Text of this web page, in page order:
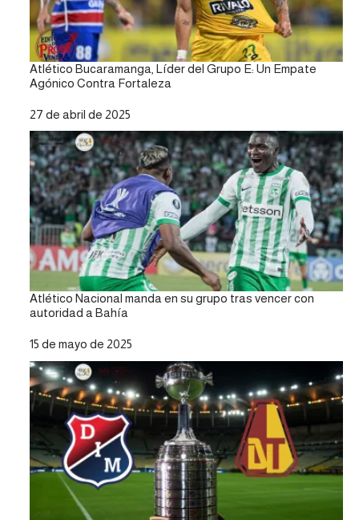
Atlético Bucaramanga, Líder del Grupo E: Un Empate
Agónico Contra Fortaleza
Fecha
27 de abril de 2025
Atlético Nacional manda en su grupo tras vencer con
autoridad a Bahía
Fecha
15 de mayo de 2025